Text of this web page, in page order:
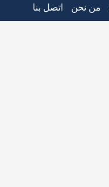
من نحن اتصل بنا